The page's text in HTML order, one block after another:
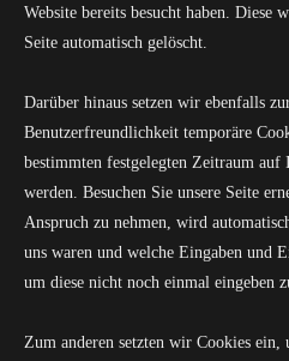
Website bereits besucht haben. Diese
Seite automatisch gelöscht.
Darüber hinaus setzen wir ebenfalls
Benutzerfreundlichkeit temporäre
bestimmten festgelegten Zeitraum auf
werden. Besuchen Sie unsere Seite
Anspruch zu nehmen, wird
uns waren und welche Eingaben und
um diese nicht noch einmal eingeben
Zum anderen setzten wir Cookies ein,